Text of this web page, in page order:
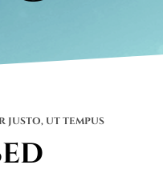
JUSTO, UT TEMPUS